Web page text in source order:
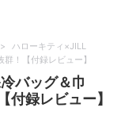
>
ハローキティ×JILL
！【付録レビュー】
バッグ＆巾
録レビュー】